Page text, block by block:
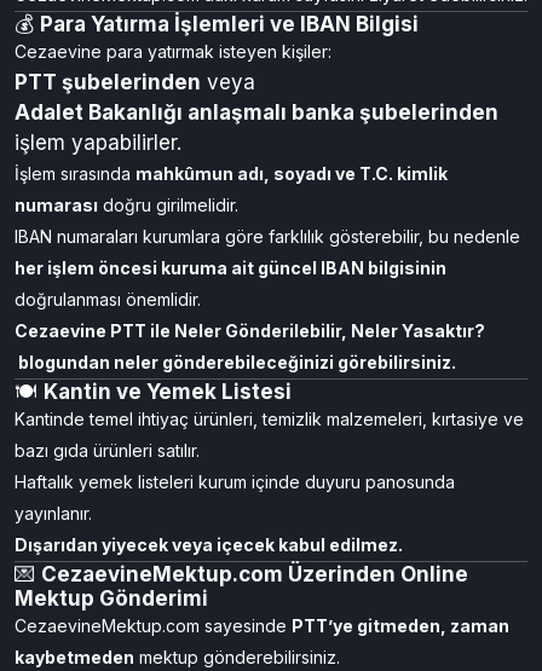
💰 Para Yatırma İşlemleri ve IBAN Bilgisi
Cezaevine para yatırmak isteyen kişiler:
PTT şubelerinden veya
Adalet Bakanlığı anlaşmalı banka şubelerinden
işlem yapabilirler.
İşlem sırasında mahkûmun adı, soyadı ve T.C. kimlik
numarası doğru girilmelidir.
IBAN numaraları kurumlara göre farklılık gösterebilir, bu nedenle
her işlem öncesi kuruma ait güncel IBAN bilgisinin
doğrulanması önemlidir.
Cezaevine PTT ile Neler Gönderilebilir, Neler Yasaktır?
blogundan neler gönderebileceğinizi görebilirsiniz.
🍽️ Kantin ve Yemek Listesi
Kantinde temel ihtiyaç ürünleri, temizlik malzemeleri, kırtasiye ve
bazı gıda ürünleri satılır.
Haftalık yemek listeleri kurum içinde duyuru panosunda
yayınlanır.
Dışarıdan yiyecek veya içecek kabul edilmez.
💌 CezaevineMektup.com Üzerinden Online
Mektup Gönderimi
CezaevineMektup.com sayesinde PTT’ye gitmeden, zaman
kaybetmeden mektup gönderebilirsiniz.